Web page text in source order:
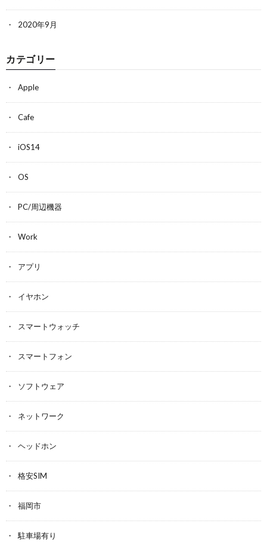
2020年9月
カテゴリー
Apple
Cafe
iOS14
OS
PC/周辺機器
Work
アプリ
イヤホン
スマートウォッチ
スマートフォン
ソフトウェア
ネットワーク
ヘッドホン
格安SIM
福岡市
駐車場有り